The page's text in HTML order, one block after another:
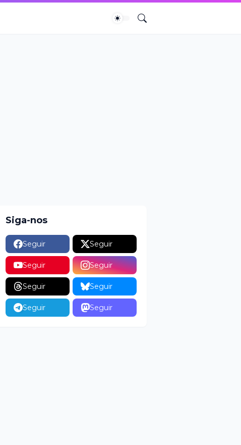
Siga-nos
Seguir Seguir
Seguir Seguir
Seguir Seguir
Seguir Seguir